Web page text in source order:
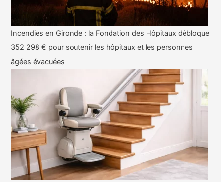
Incendies en Gironde : la Fondation des Hôpitaux débloque
352 298 € pour soutenir les hôpitaux et les personnes
âgées évacuées